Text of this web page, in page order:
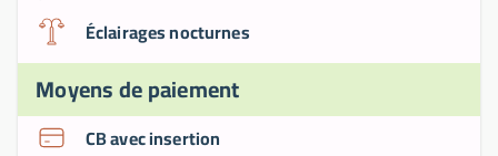
Éclairages nocturnes
Moyens de paiement
CB avec insertion